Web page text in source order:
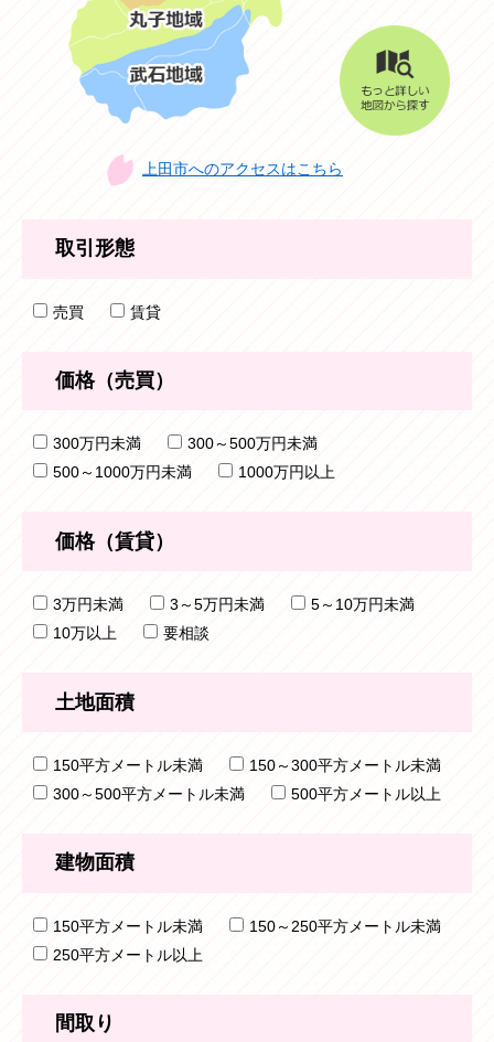
上田市へのアクセスはこちら
取引形態
売買 賃貸
価格（売買）
300万円未満
300～500万円未満
500～1000万円未満
1000万円以上
価格（賃貸）
3万円未満 3～5万円未満
5～10万円未満
10万以上
要相談
土地面積
150平方メートル未満
150～300平方メートル未満
300～500平方メートル未満
500平方メートル以上
建物面積
150平方メートル未満
150～250平方メートル未満
250平方メートル以上
間取り